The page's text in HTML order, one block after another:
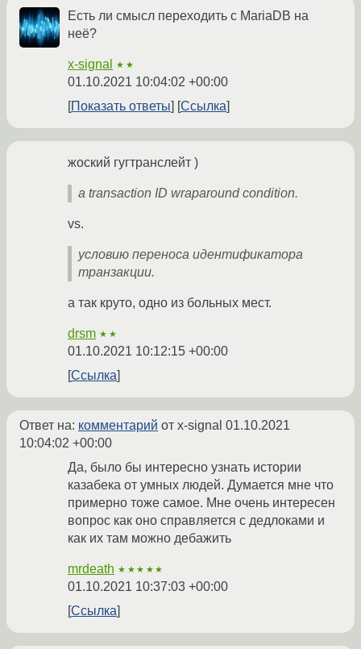
Есть ли смысл переходить с MariaDB на
неё?
x-signal ★★
01.10.2021 10:04:02 +00:00
Показать ответы
Ссылка
жоский гугтранслейт )
a transaction ID wraparound condition.
vs.
условию переноса идентификатора
транзакции.
а так круто, одно из больных мест.
drsm ★★
01.10.2021 10:12:15 +00:00
Ссылка
Ответ на: комментарий от x-signal 01.10.2021
10:04:02 +00:00
Да, было бы интересно узнать истории
казабека от умных людей. Думается мне что
примерно тоже самое. Мне очень интересен
вопрос как оно справляется с дедлоками и
как их там можно дебажить
mrdeath ★★★★★
01.10.2021 10:37:03 +00:00
Ссылка